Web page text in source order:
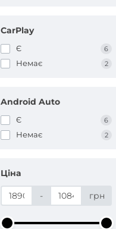
CarPlay
Є 6
Немає 2
Android Auto
Є 6
Немає 2
Ціна
- грн